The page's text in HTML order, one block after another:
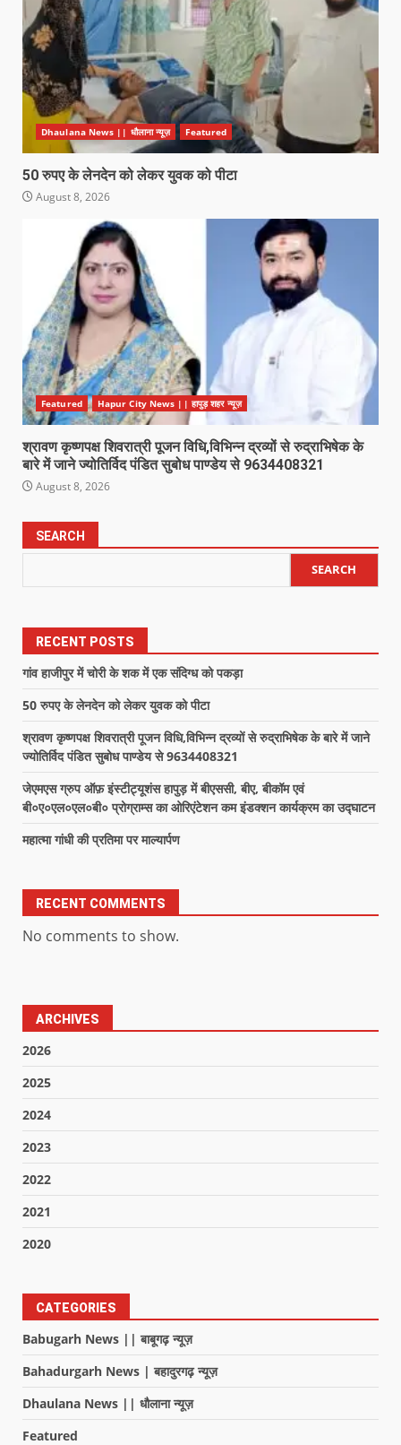
Dhaulana News || धौलाना न्यूज़ Featured
50 रुपए के लेनदेन को लेकर युवक को पीटा
August 8, 2026
Featured Hapur City News || हापुड़ शहर न्यूज़
श्रावण कृष्णपक्ष शिवरात्री पूजन विधि,विभिन्न द्रव्यों से रुद्राभिषेक के
बारे में जाने ज्योतिर्विद पंडित सुबोध पाण्डेय से 9634408321
August 8, 2026
SEARCH
SEARCH
RECENT POSTS
गांव हाजीपुर में चोरी के शक में एक संदिग्ध को पकड़ा
50 रुपए के लेनदेन को लेकर युवक को पीटा
श्रावण कृष्णपक्ष शिवरात्री पूजन विधि,विभिन्न द्रव्यों से रुद्राभिषेक के बारे में जाने
ज्योतिर्विद पंडित सुबोध पाण्डेय से 9634408321
जेएमएस ग्रुप ऑफ़ इंस्टीट्यूशंस हापुड़ में बीएससी, बीए, बीकॉम एवं
बी०ए०एल०एल०बी० प्रोग्राम्स का ओरिएंटेशन कम इंडक्शन कार्यक्रम का उद्घाटन
महात्मा गांधी की प्रतिमा पर माल्यार्पण
RECENT COMMENTS
No comments to show.
ARCHIVES
2026
2025
2024
2023
2022
2021
2020
CATEGORIES
Babugarh News || बाबूगढ़ न्यूज़
Bahadurgarh News | बहादुरगढ़ न्यूज़
Dhaulana News || धौलाना न्यूज़
Featured